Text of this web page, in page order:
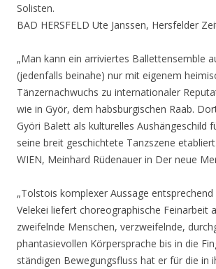
Solisten.
BAD HERSFELD Ute Janssen, Hersfelder
„Man kann ein arriviertes Ballettensemble
(jedenfalls beinahe) nur mit eigenem
Tänzernachwuchs zu internationaler
wie in Györ, dem habsburgischen Raab.
Györi Balett als kulturelles Aushängeschild
seine breit geschichtete Tanzszene
WIEN, Meinhard Rüdenauer in Der neue
„Tolstois komplexer Aussage
Velekei liefert choreographische Feinarbeit
zweifelnde Menschen, verzweifelnde,
phantasievollen Körpersprache bis in die
ständigen Bewegungsfluss hat er für die in